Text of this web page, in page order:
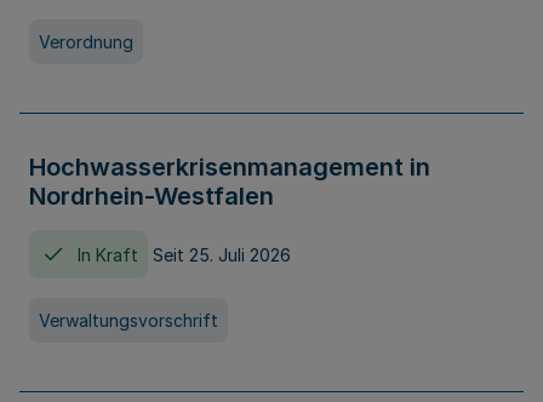
Verordnung
Hochwasserkrisenmanagement in
Nordrhein-Westfalen
In Kraft Seit 25. Juli 2026
Verwaltungsvorschrift